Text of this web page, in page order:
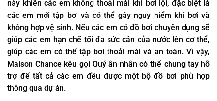
này khiến các em không thoải mái khi bơi lội, đặc biệt là
các em mới tập bơi và có thể gây nguy hiểm khi bơi và
không hợp vệ sinh. Nếu các em có đồ bơi chuyên dụng sẽ
giúp các em hạn chế tối đa sức cản của nước lên cơ thể,
giúp các em có thể tập bơi thoải mái và an toàn. Vì vậy,
Maison Chance kêu gọi Quý ân nhân có thể chung tay hỗ
trợ để tất cả các em đều được một bộ đồ bơi phù hợp
thông qua dự án.